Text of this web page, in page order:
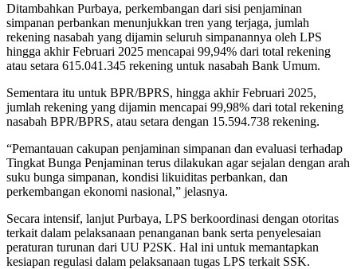
Ditambahkan Purbaya, perkembangan dari sisi penjaminan
simpanan perbankan menunjukkan tren yang terjaga, jumlah
rekening nasabah yang dijamin seluruh simpanannya oleh LPS
hingga akhir Februari 2025 mencapai 99,94% dari total rekening
atau setara 615.041.345 rekening untuk nasabah Bank Umum.
Sementara itu untuk BPR/BPRS, hingga akhir Februari 2025,
jumlah rekening yang dijamin mencapai 99,98% dari total rekening
nasabah BPR/BPRS, atau setara dengan 15.594.738 rekening.
“Pemantauan cakupan penjaminan simpanan dan evaluasi terhadap
Tingkat Bunga Penjaminan terus dilakukan agar sejalan dengan arah
suku bunga simpanan, kondisi likuiditas perbankan, dan
perkembangan ekonomi nasional,” jelasnya.
Secara intensif, lanjut Purbaya, LPS berkoordinasi dengan otoritas
terkait dalam pelaksanaan penanganan bank serta penyelesaian
peraturan turunan dari UU P2SK. Hal ini untuk memantapkan
kesiapan regulasi dalam pelaksanaan tugas LPS terkait SSK.